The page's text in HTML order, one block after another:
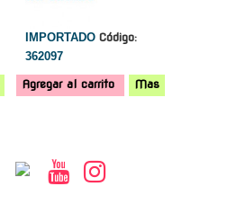
IMPORTADO Código:
362097
Agregar al carrito Mas